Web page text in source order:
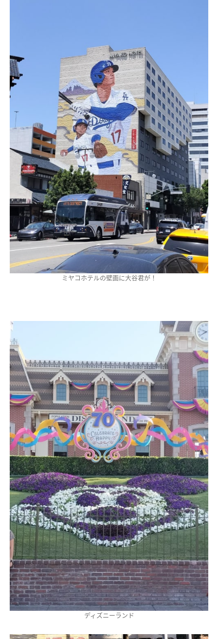
ミヤコホテルの壁画に大谷君が！
ディズニーランド